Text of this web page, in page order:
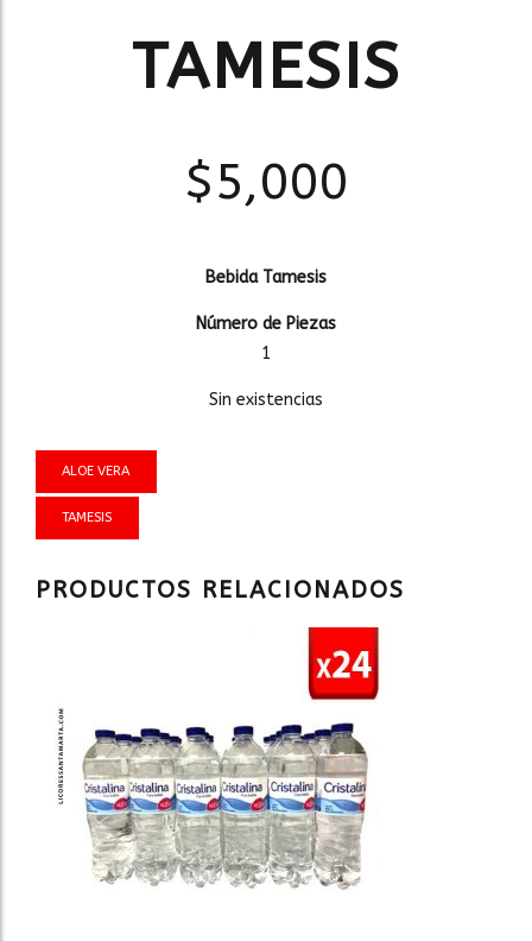
TAMESIS
$5,000
Bebida Tamesis
Número de Piezas
1
Sin existencias
ALOE VERA
TAMESIS
PRODUCTOS RELACIONADOS